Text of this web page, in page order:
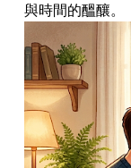
與時間的醞釀。